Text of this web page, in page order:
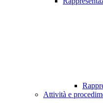
Attività e